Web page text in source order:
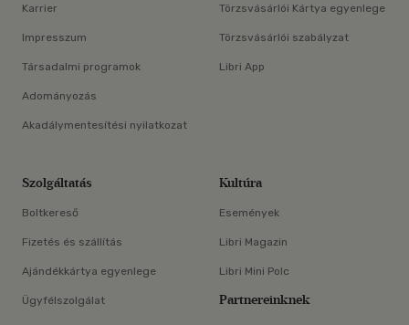
Karrier
Impresszum
Társadalmi programok
Adományozás
Akadálymentesítési nyilatkozat
Törzsvásárlói Kártya egyenlege
Törzsvásárlói szabályzat
Libri App
Szolgáltatás
Boltkereső
Fizetés és szállítás
Ajándékkártya egyenlege
Ügyfélszolgálat
Kultúra
Események
Libri Magazin
Libri Mini Polc
Partnereinknek